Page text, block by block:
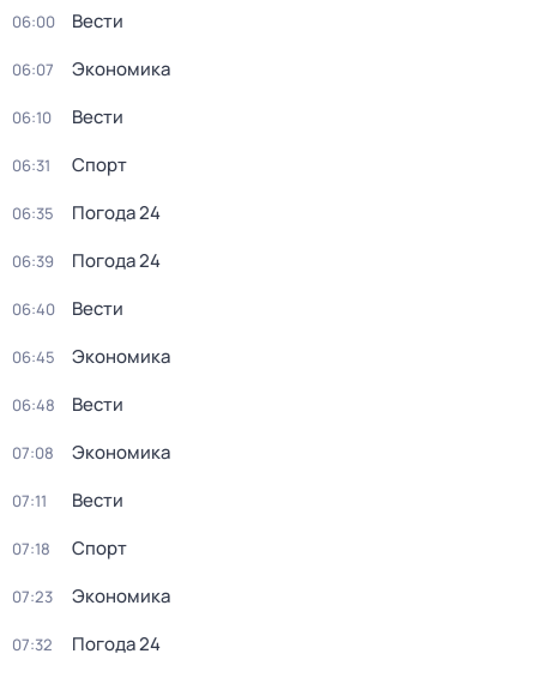
06:00 Вести
06:07 Экономика
06:10 Вести
06:31 Спорт
06:35 Погода 24
06:39 Погода 24
06:40 Вести
06:45 Экономика
06:48 Вести
07:08 Экономика
07:11 Вести
07:18 Спорт
07:23 Экономика
07:32 Погода 24